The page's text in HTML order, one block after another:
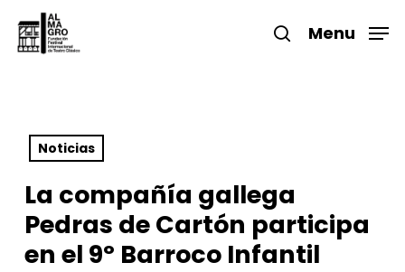
main
search
Menu
Noticias
La compañía gallega
Pedras de Cartón participa
en el 9º Barroco Infantil